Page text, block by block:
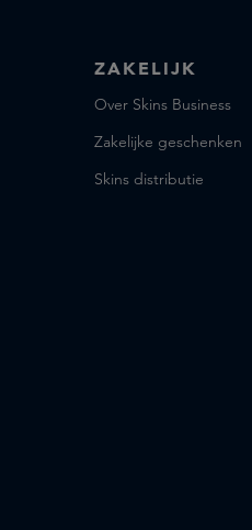
ZAKELIJK
Over Skins Business
Zakelijke geschenken
Skins distributie